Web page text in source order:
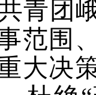
共青团
范围
大决